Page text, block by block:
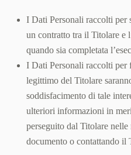
I Dati Personali raccolti per
un contratto tra il Titolare e
quando sia completata
I Dati Personali raccolti per
legittimo del Titolare
soddisfacimento di tale
ulteriori informazioni in
perseguito dal Titolare
documento o contattando il